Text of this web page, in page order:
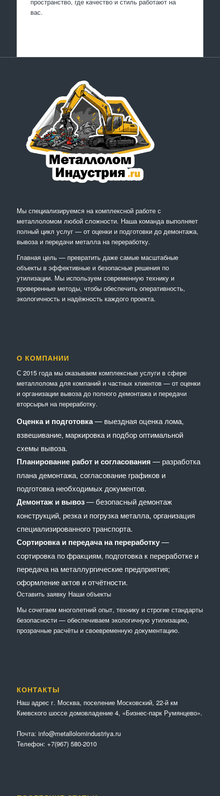
вас.
Мы специализируемся на комплексной работе с
металлоломом любой сложности. Наша команда выполняет
полный цикл услуг — от оценки и подготовки до демонтажа,
вывоза и передачи металла на переработку.
Главная цель — превратить даже самые масштабные
объекты в эффективные и безопасные решения по
утилизации. Мы используем современную технику и
проверенные методы, чтобы обеспечить оперативность,
экологичность и надёжность каждого проекта.
О КОМПАНИИ
С 2015 года мы оказываем комплексные услуги в сфере
металлолома для компаний и частных клиентов — от оценки
и организации вывоза до полного демонтажа и передачи
вторсырья на переработку.
Оценка и подготовка— выездная оценка лома,
взвешивание, маркировка и подбор оптимальной
схемы вывоза.
Планирование работ и согласования — разработка
плана демонтажа, согласование графиков и
подготовка необходимых документов.
Демонтаж и вывоз— безопасный демонтаж
конструкций, резка и погрузка металла, организация
специализированного транспорта.
Сортировка и передача на переработку—
сортировка по фракциям, подготовка к переработке и
передача на металлургические предприятия;
оформление актов и отчётности.
Оставить заявку Наши объекты
Мы сочетaем многолетний опыт, технику и строгие стандарты
безопасности — обеспечиваем экологичную утилизацию,
прозрачные расчёты и своевременную документацию.
КОНТАКТЫ
Наш адрес г. Москва, поселение Московский, 22-й км
Киевского шоссе домовладение 4, «Бизнес-парк Румянцево».
Почта: info@metallolomindustriya.ru
Телефон: +7(967) 580-2010